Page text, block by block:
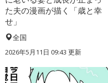
た夫の漫画が描く「歳と幸
せ」
全国
2026年5月11日 09:43 更新